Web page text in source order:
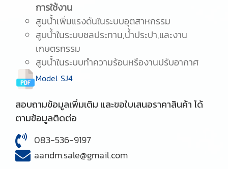
การใช้งาน
สูบนํ้าเพิ่มแรงดันในระบบอุตสาหกรรม
สูบนํ้าในระบบชลประทาน,น้ำประปา,และงาน
เกษตรกรรม
สูบน้ำในระบบทำความร้อนหรืองานปรับอากาศ
Model SJ4
สอบถามข้อมูลเพิ่มเติม และขอใบเสนอราคาสินค้า ได้
ตามข้อมูลติดต่อ
083-536-9197
aandm.sale@gmail.com